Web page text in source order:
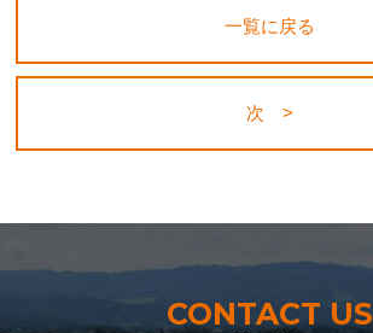
一覧に戻る
次 >
CONTACT US